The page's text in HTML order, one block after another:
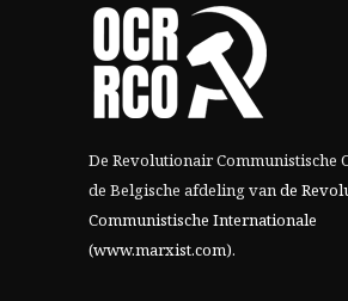
De Revolutionair Communistische
de Belgische afdeling vande
Communistische Internationale
(www.marxist.com).